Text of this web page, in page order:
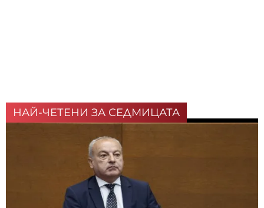
НАЙ-ЧЕТЕНИ ЗА СЕДМИЦАТА